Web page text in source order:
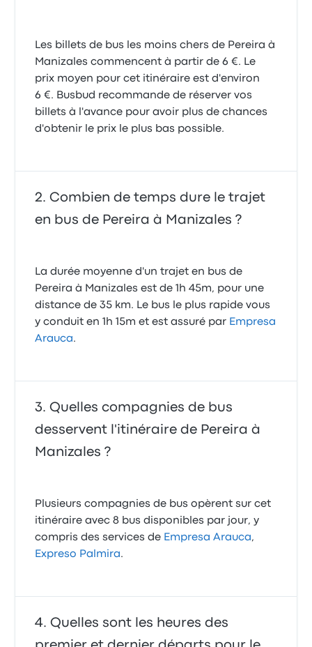
Les billets de bus les moins chers de Pereira à
Manizales commencent à partir de 6 €. Le
prix moyen pour cet itinéraire est d'environ
6 €. Busbud recommande de réserver vos
billets à l'avance pour avoir plus de chances
d'obtenir le prix le plus bas possible.
Combien de temps dure le trajet
en bus de Pereira à Manizales ?
La durée moyenne d'un trajet en bus de
Pereira à Manizales est de 1h 45m, pour une
distance de 35 km. Le bus le plus rapide vous
y conduit en 1h 15m et est assuré par Empresa
Arauca.
Quelles compagnies de bus
desservent l'itinéraire de Pereira à
Manizales ?
Plusieurs compagnies de bus opèrent sur cet
itinéraire avec 8 bus disponibles par jour, y
compris des services de Empresa Arauca,
Expreso Palmira.
Quelles sont les heures des